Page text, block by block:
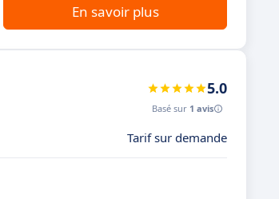
En savoir plus
5.0
Basé sur 1 avis
Tarif sur demande